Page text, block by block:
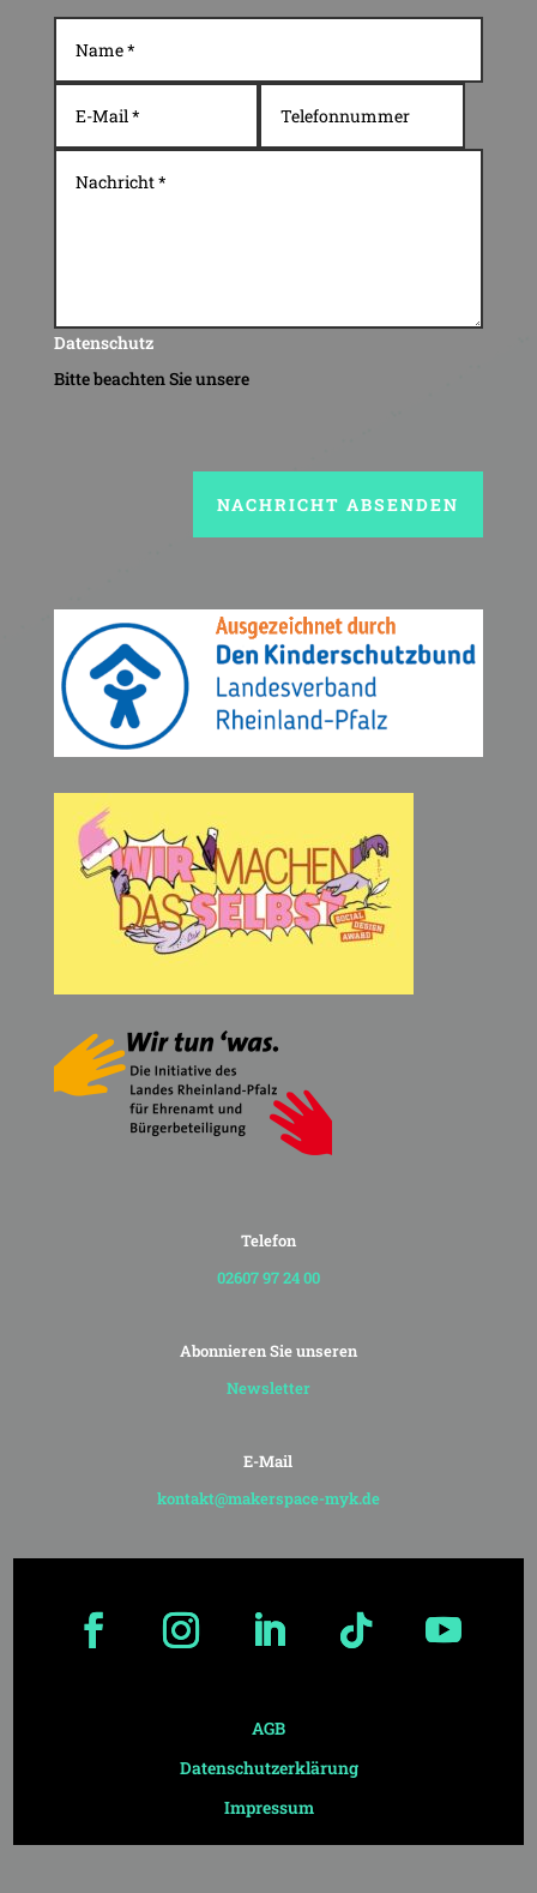
Datenschutz
Bitte beachten Sie unsere
NACHRICHT ABSENDEN
Telefon
02607 97 24 00
Abonnieren Sie unseren
Newsletter
E-Mail
kontakt@makerspace-myk.de
AGB
Datenschutzerklärung
Impressum